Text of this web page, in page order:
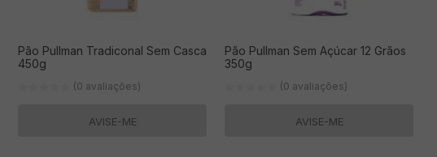
Pão Pullman Tradiconal Sem Casca
450g
(0 avaliações)
AVISE-ME
Pão Pullman Sem Açúcar 12 Grãos
350g
(0 avaliações)
AVISE-ME